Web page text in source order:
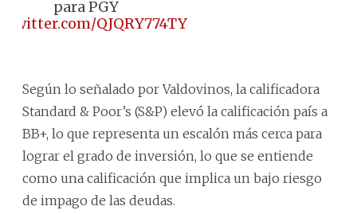
para PGY
QJQRY774TY
Según lo señalado por Valdovinos, la calificadora
Standard & Poor’s (S&P) elevó la calificación país a
BB+, lo que representa un escalón más cerca para
lograr el grado de inversión, lo que se entiende
como una calificación que implica un bajo riesgo
de impago de las deudas.